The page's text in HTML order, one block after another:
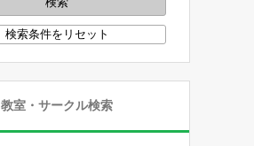
教室・サークル検索